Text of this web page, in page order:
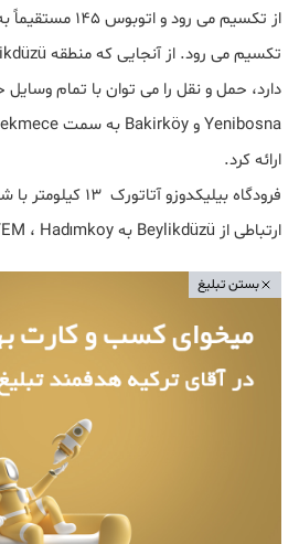
از تکسیم می رود و
دارد، حمل و نقل را می توان با تمام
ارائه کرد.
ارتباطی از Beylikdüzü به TEM ، Hadımkoy و Esenyurt وجود دارد.
بستن تبلیغ